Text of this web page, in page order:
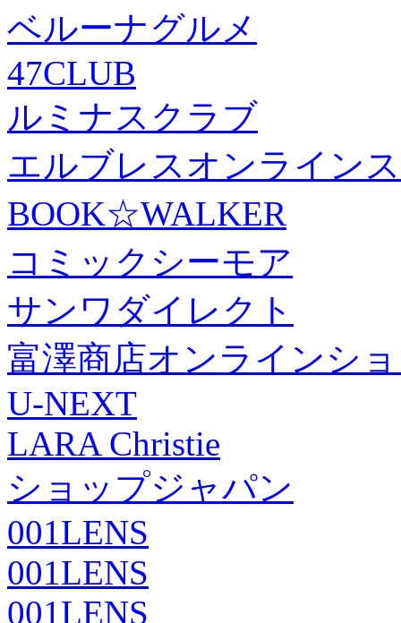
ベルーナグルメ
47CLUB
ルミナスクラブ
エルブレスオンライン
BOOK☆WALKER
コミックシーモア
サンワダイレクト
富澤商店オンラインシ
U-NEXT
LARA Christie
ショップジャパン
001LENS
001LENS
001LENS